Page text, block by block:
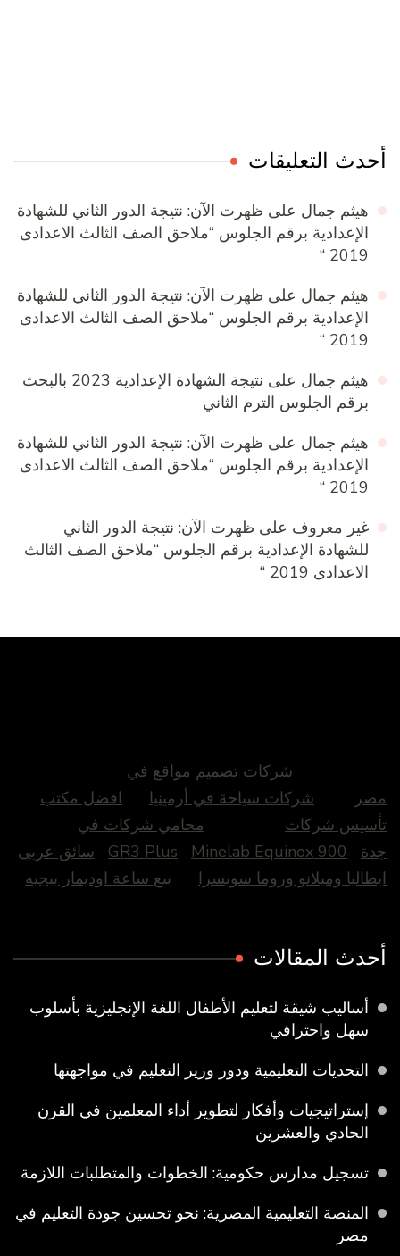
أحدث التعليقات
هيثم جمال على ظهرت الآن: نتيجة الدور الثاني للشهادة
الإعدادية برقم الجلوس “ملاحق الصف الثالث الاعدادى
2019 “
هيثم جمال على ظهرت الآن: نتيجة الدور الثاني للشهادة
الإعدادية برقم الجلوس “ملاحق الصف الثالث الاعدادى
2019 “
هيثم جمال على
نتيجة الشهادة الإعدادية 2023 بالبحث
برقم الجلوس الترم الثاني
هيثم جمال على ظهرت الآن: نتيجة الدور الثاني للشهادة
الإعدادية برقم الجلوس “ملاحق الصف الثالث الاعدادى
2019 “
غير معروف على ظهرت الآن: نتيجة الدور الثاني
للشهادة الإعدادية برقم الجلوس “ملاحق الصف الثالث
الاعدادى 2019 “
شركات تصميم مواقع في
مصر
شركات سياحة في أرمينيا
افضل مكتب
تأسيس شركات
محامي شركات في
جدة
GR3 Plus Minelab Equinox 900
سائق عربى
ايطاليا وميلانو وروما سويسرا
بيع ساعة اوديمار بيجيه
أحدث المقالات
أساليب شيقة لتعليم الأطفال اللغة الإنجليزية بأسلوب
سهل واحترافي
التحديات التعليمية ودور وزير التعليم في مواجهتها
إستراتيجيات وأفكار لتطوير أداء المعلمين في القرن
الحادي والعشرين
تسجيل مدارس حكومية: الخطوات والمتطلبات اللازمة
المنصة التعليمية المصرية: نحو تحسين جودة التعليم في
مصر